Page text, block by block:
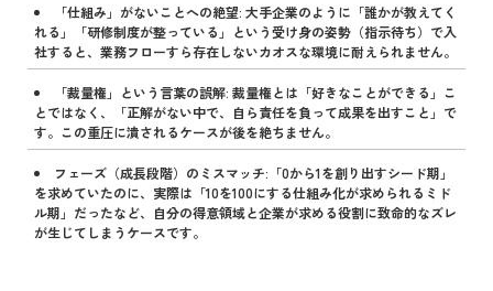
「仕組み」がないことへの絶望: 大手企業のように「誰かが教えてく
れる」「研修制度が整っている」という受け身の姿勢（指示待ち）で入
社すると、業務フローすら存在しないカオスな環境に耐えられません。
「裁量権」という言葉の誤解: 裁量権とは「好きなことができる」こ
とではなく、「正解がない中で、自ら責任を負って成果を出すこと」で
す。この重圧に潰されるケースが後を絶ちません。
フェーズ（成長段階）のミスマッチ:「0から1を創り出すシード期」
を求めていたのに、実際は「10を100にする仕組み化が求められるミド
ル期」だったなど、自分の得意領域と企業が求める役割に致命的なズレ
が生じてしまうケースです。